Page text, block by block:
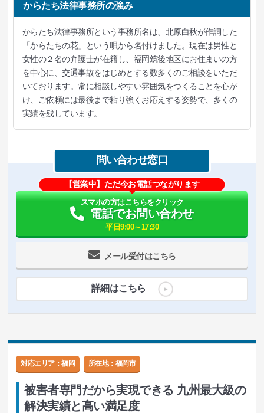
からたち法律事務所の強み
からたち法律事務所という事務所名は、北原白秋が作詞した
「からたちの花」という唄から名付けました。現在は男性と
女性の２名の弁護士が在籍し、福岡筑後地区にお住まいの方
を中心に、交通事故をはじめとする数多くのご相談をいただ
いております。常に相談しやすい雰囲気をつくることを心が
け、ご依頼には最後まで粘り強くお応えする姿勢で、多くの
実績を残しています。
問い合わせ窓口
メール受付はこちら
【営業中】ただ今お電話つながります
スマホの方はこちらをクリック
電話でお問い合わせ
平日9:00～17:30
詳細はこちら
対応エリア：福岡 所在地： 福岡市
被害者専門だから実現できる 九州最大級の
解決実績と高い満足度